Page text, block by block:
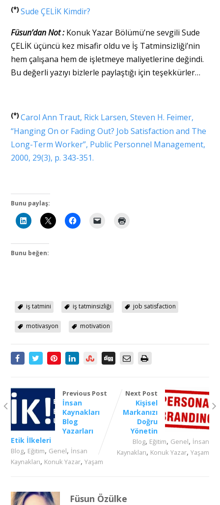
(*) Sude ÇELİK Kimdir?
Füsun’dan Not :Konuk Yazar Bölümü’ne sevgili Sude
ÇELİK üçüncü kez misafir oldu ve İş Tatminsizliği’nin
hem çalışana hem de işletmeye maliyetlerine değindi.
Bu değerli yazıyı bizlerle paylaştığı için teşekkürler…
(*) Carol Ann Traut, Rick Larsen, Steven H. Feimer,
“Hanging On or Fading Out? Job Satisfaction and The
Long-Term Worker”, Public Personnel Management,
2000, 29(3), p. 343-351.
Bunu paylaş:
Bunu beğen:
iş tatmini iş tatminsizliği job satisfaction
motivasyon motivation
Previous Post
İnsan
Kaynakları
Blog
Yazarları
Etik İlkeleri
Blog, Eğitim, Genel, İnsan
Kaynakları, Konuk Yazar, Yaşam
Next Post
Kişisel
Markanızı
Doğru
Yönetin
Blog, Eğitim, Genel, İnsan
Kaynakları, Konuk Yazar,Yaşam
Füsun Özülke